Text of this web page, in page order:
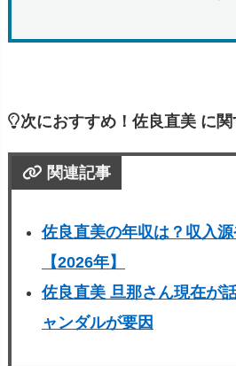
次におすすめ！佐良直美 に
関連記事
佐良直美の年収は？収入
【2026年】
佐良直美 旦那さん現在が
ャンダルが要因